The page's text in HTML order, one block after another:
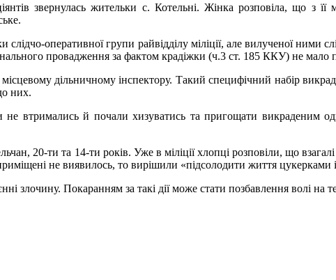
звернулась жительки с. Котельні. Жінка розповіла, що з
оперативної групи райвідділу міліції, але вилученої ними
провадження за фактом крадіжки (ч.3 ст. 185 ККУ) не мало
дільничному інспектору. Такий специфічний набір
них.
втримались й почали хизуватись та пригощати викраденим
20-ти та 14-ти років. Уже в міліції хлопці розповіли, що
не виявилось, то вирішили «підсолодити життя
злочину. Покаранням за такі дії може стати позбавлення волі на